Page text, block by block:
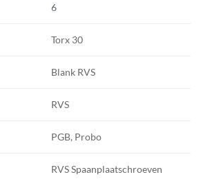
6
Torx 30
Blank RVS
RVS
PGB, Probo
RVS Spaanplaatschroeven